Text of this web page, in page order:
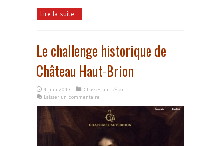
Lire la suite...
Le challenge historique de
Château Haut-Brion
4 juin 2013
Chasses au trésor
Laisser un commentaire